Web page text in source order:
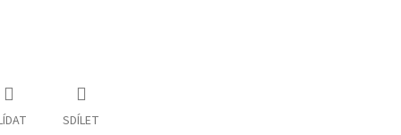
SDÍLET